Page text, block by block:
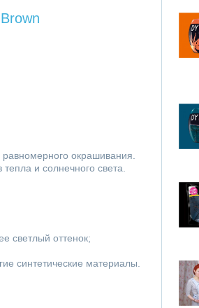
окрашивания.
и солнечного света.
светлый оттенок;
синтетические материалы.